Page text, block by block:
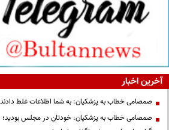
آخرین اخبار
صمصامی خطاب به پزشکیان: به شما اطلاعات غلط
صمصامی خطاب به پزشکیان: خودتان در مجلس بودید؛